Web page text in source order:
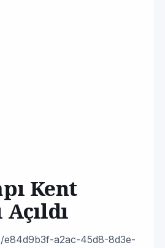
Kent
e84d9b3f-a2ac-45d8-8d3e-